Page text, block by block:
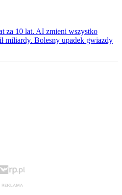
za 10 lat. AI zmieni wszystko
miliardy. Bolesny upadek gwiazdy